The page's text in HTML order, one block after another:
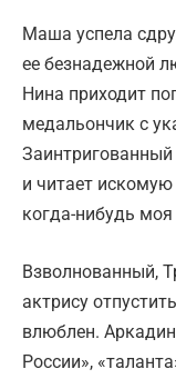
Маша успела
ее безнадежной
Нина приходит
медальончик с
и читает искомую
когда-нибудь
Взволнованный,
актрису
влюблен.
России»,